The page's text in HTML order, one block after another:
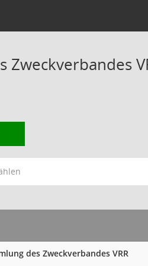
des Zweckverbandes VRR